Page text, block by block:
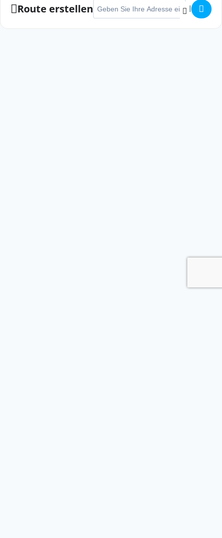
Route erstellen Adresse - Schlaubetal Marathon []